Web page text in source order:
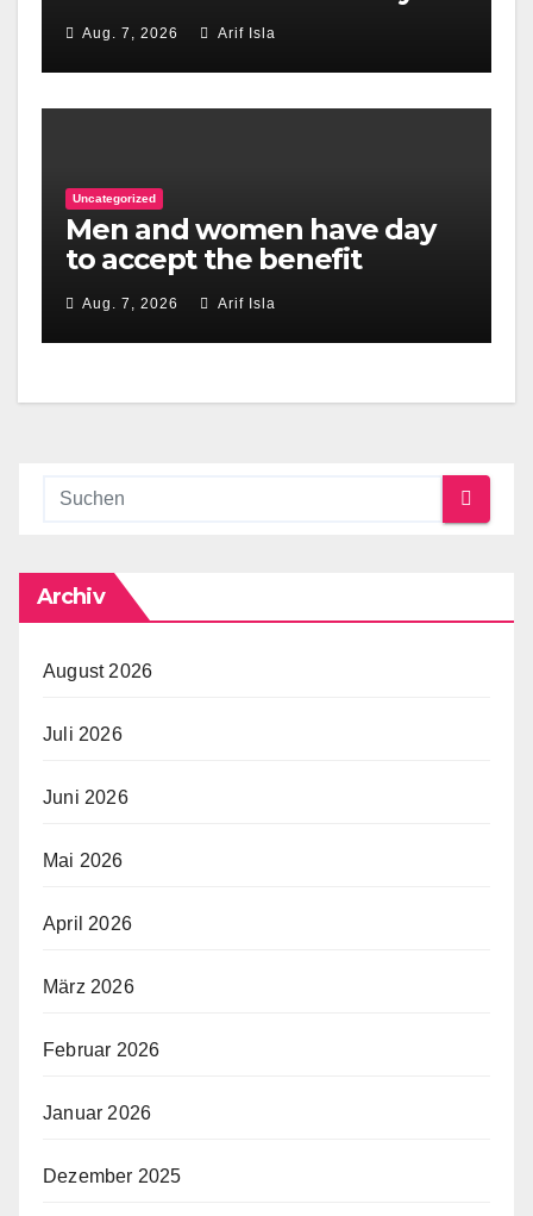
revolves valued when you
look at the ?0
Aug. 7, 2026 Arif Isla
Uncategorized
Men and women have day
to accept the benefit
offered
Aug. 7, 2026 Arif Isla
Archiv
August 2026
Juli 2026
Juni 2026
Mai 2026
April 2026
März 2026
Februar 2026
Januar 2026
Dezember 2025